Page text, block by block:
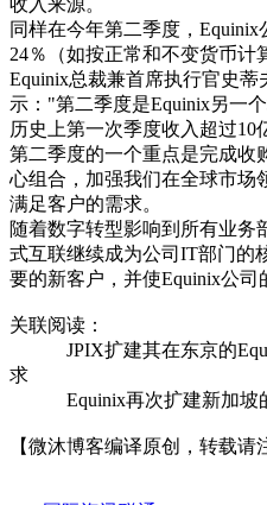
同样在今年第二季度，
24％（如按正常和不变货币计
Equinix总裁兼首席执行官史蒂
示："第二季度是Equinix另一
历史上第一次季度收入超过10
第二季度的一个重点是完成收
心组合，加强我们在全球市场
满足客户的需求。
随着数字转型影响到所有业务
式互联继续成为公司IT部门的
要的新客户，并使Equinix公
关联阅读：
JPIX扩建其在东京的
求
Equinix再次扩建新加坡的
【微沐博客编译原创，转载请